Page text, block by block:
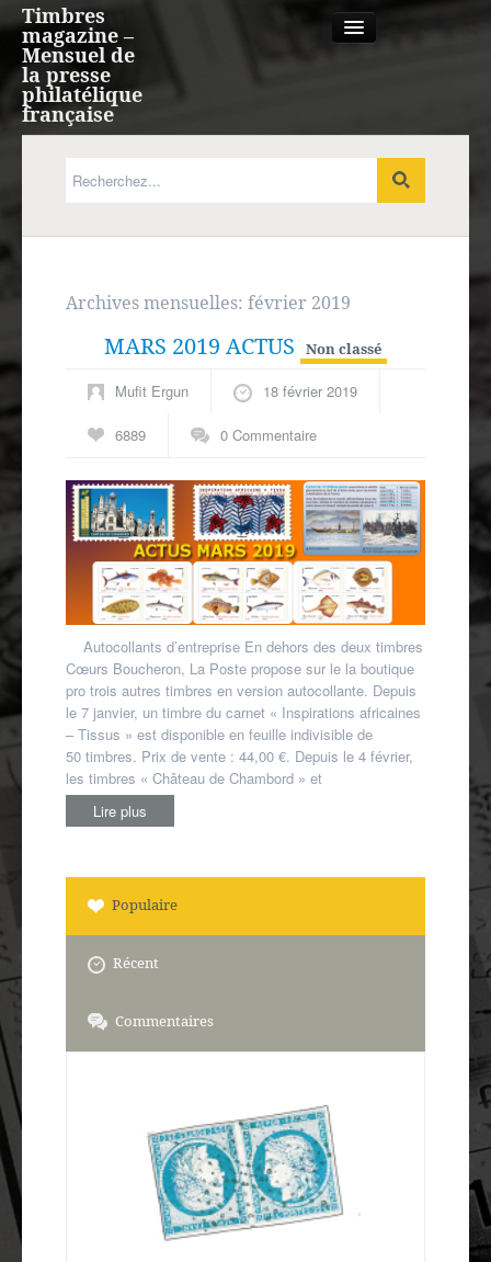
Timbres
magazine –
Mensuel de
la presse
philatélique
française
Expression française
Outre-mer
Agenda
Autres spécialités
Mon compte
Archives mensuelles: février 2019
MARS 2019 ACTUS Non classé
Mufit Ergun 18 février 2019
6889 0 Commentaire
Autocollants d’entreprise En dehors des deux timbres
Cœurs Boucheron, La Poste propose sur le la boutique
pro trois autres timbres en version autocollante. Depuis
le 7 janvier, un timbre du carnet « Inspirations africaines
– Tissus » est disponible en feuille indivisible de
50 timbres. Prix de vente : 44,00 €. Depuis le 4 février,
les timbres « Château de Chambord » et
Lire plus
Populaire
Récent
Commentaires